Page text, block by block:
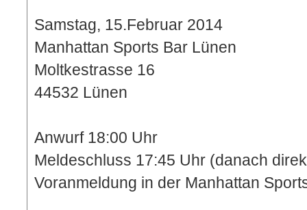
Samstag, 15.Februar 2014
Manhattan Sports Bar Lünen
Moltkestrasse 16
44532 Lünen
Anwurf 18:00 Uhr
Meldeschluss 17:45 Uhr (danach
Voranmeldung in der Manhattan